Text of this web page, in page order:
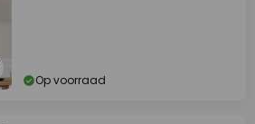
Op voorraad